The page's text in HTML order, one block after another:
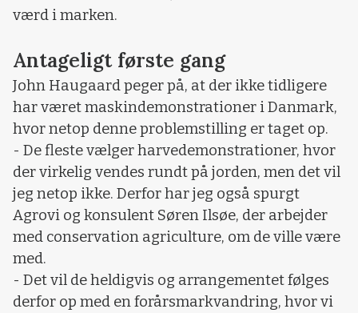
værd i marken.
Antageligt første gang
John Haugaard peger på, at der ikke tidligere
har været maskindemonstrationer i Danmark,
hvor netop denne problemstilling er taget op.
- De fleste vælger harvedemonstrationer, hvor
der virkelig vendes rundt på jorden, men det vil
jeg netop ikke. Derfor har jeg også spurgt
Agrovi og konsulent Søren Ilsøe, der arbejder
med conservation agriculture, om de ville være
med.
- Det vil de heldigvis og arrangementet følges
derfor op med en forårsmarkvandring, hvor vi